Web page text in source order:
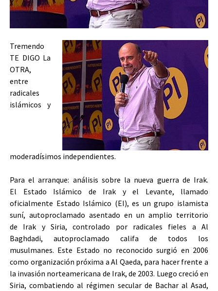
Tremendo
TE DIGO La
OTRA,
entre
radicales
islámicos y
moderadísimos independientes.
Para el arranque: análisis sobre la nueva guerra de Irak.
El Estado Islámico de Irak y el Levante, llamado
oficialmente Estado Islámico (EI), es un grupo islamista
suní, autoproclamado asentado en un amplio territorio
de Irak y Siria, controlado por radicales fieles a Al
Baghdadi, autoproclamado califa de todos los
musulmanes. Este Estado no reconocido surgió en 2006
como organización próxima a Al Qaeda, para hacer frente a
la invasión norteamericana de Irak, de 2003. Luego creció en
Siria, combatiendo al régimen secular de Bachar al Asad,